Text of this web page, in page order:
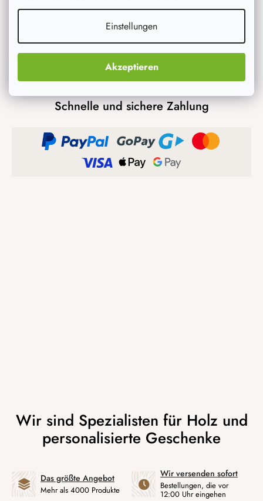
Einstellungen
Akzeptieren
Schnelle und sichere Zahlung
Das größte Angebot
Mehr als 4000 Produkte
Wir versenden sofort
Bestellungen, die vor
12:00 Uhr eingehen